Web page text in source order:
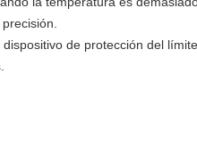
de protección del